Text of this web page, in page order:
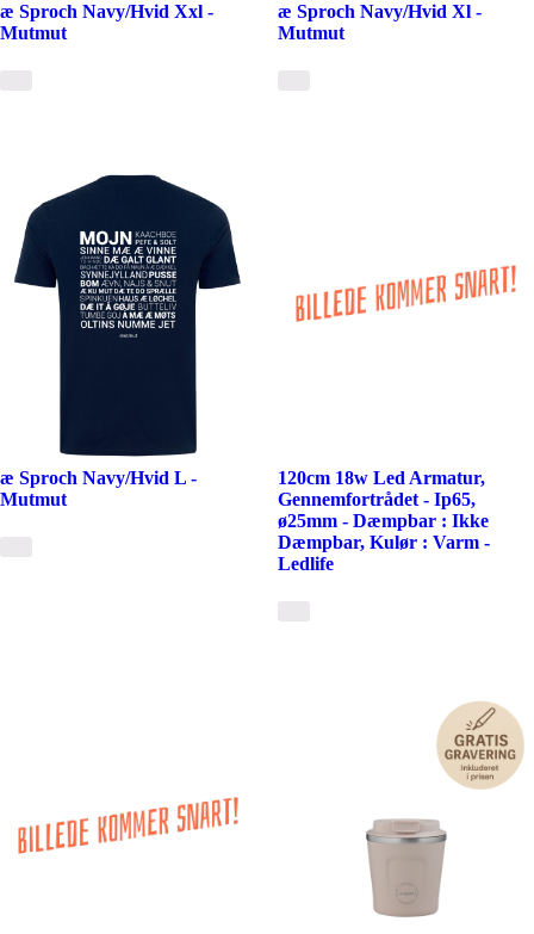
æ Sproch Navy/Hvid Xxl -
Mutmut
æ Sproch Navy/Hvid Xl -
Mutmut
æ Sproch Navy/Hvid L -
Mutmut
120cm 18w Led Armatur,
Gennemfortrådet - Ip65,
ø25mm - Dæmpbar : Ikke
Dæmpbar, Kulør : Varm -
Ledlife